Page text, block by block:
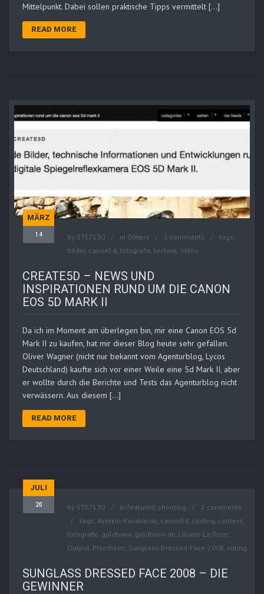
Mittelpunkt. Dabei sollen praktische Tipps vermittelt […]
READ MORE
MÄRZ
14 by STE7130 in Others 2 comments
tags:
bilder, canon5d, fotografie, technik, Video
CREATE5D – NEWS UND
INSPIRATIONEN RUND UM DIE CANON
EOS 5D MARK II
Da ich im Moment am überlegen bin, mir eine Canon EOS 5d
Mark II zu kaufen, hat mir dieser Blog heute sehr gefallen.
Oliver Wagner (nicht nur bekannt vom Agenturblog, Lycos
Deutschland) kaufte sich vor einer Weile eine 5d Mark II, aber
er wollte durch die Berichte und Tests das Agenturblog nicht
verwässern. Aus diesem […]
READ MORE
JULI
20 by STE7130 in featured, shooting
2 comments
tags: Aytekin-Karabacak, canon5d, casting, contest,
fotografie, goldtown, goldtown.de, Liliane-La-Torre,
Output, Pforzheim, Sunglass-Dressed-Face-2008, voting
SUNGLASS DRESSED FACE 2008 – DIE
GEWINNER